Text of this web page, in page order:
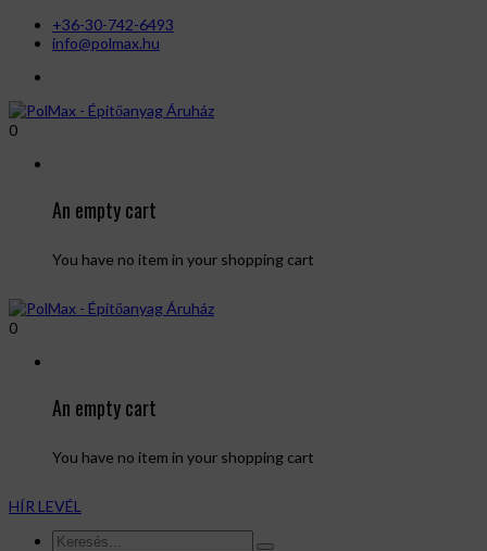
+36-30-742-6493
info@polmax.hu
0
An empty cart
You have no item in your shopping cart
0
An empty cart
You have no item in your shopping cart
HÍR LEVÉL